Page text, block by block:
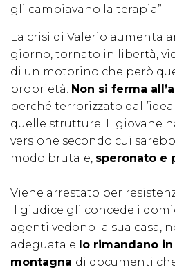
gli cambiavano la terapia”.
La crisi di Valerio aumenta
giorno, tornato in libertà,
di un motorino che però
proprietà. Non si ferma
perché terrorizzato
quelle strutture. Il giovane
versione secondo cui
modo brutale, speronato e
Viene arrestato per
Il giudice gli concede i
agenti vedono la sua casa,
adeguata e lo rimandano
montagna di documenti